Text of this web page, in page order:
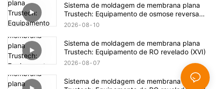
Sistema de moldagem de membrana plana
Trustech: Equipamento de osmose reversa
revelado (XVII)
2026 08 10
Sistema de moldagem de membrana plana
Trustech: Equipamento de RO revelado (XVI)
2026 08 07
Sistema de moldagem de membrana plana